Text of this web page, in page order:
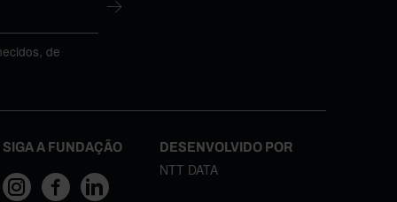
de
SIGA A FUNDAÇÃO DESENVOLVIDO POR
NTT DATA